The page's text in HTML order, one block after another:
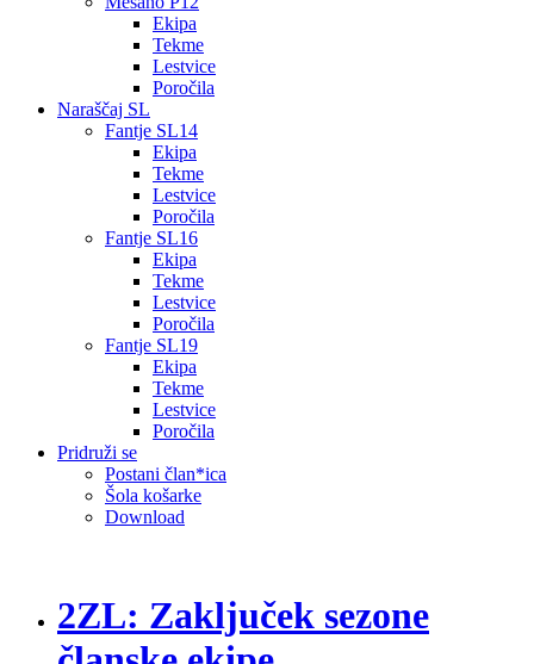
Ekipa
Tekme
Lestvice
Poročila
Naraščaj SL
Fantje SL14
Ekipa
Tekme
Lestvice
Poročila
Fantje SL16
Ekipa
Tekme
Lestvice
Poročila
Fantje SL19
Ekipa
Tekme
Lestvice
Poročila
Pridruži se
Postani član*ica
Šola košarke
Download
2ZL: Zaključek sezone